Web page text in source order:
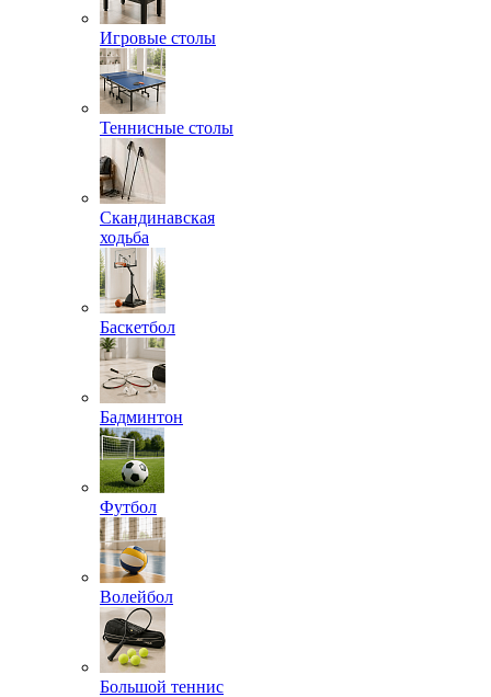
Игровые столы
Теннисные столы
Скандинавская
ходьба
Баскетбол
Бадминтон
Футбол
Волейбол
Большой теннис